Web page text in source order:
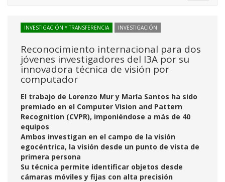
INVESTIGACIÓN Y TRANSFERENCIA INVESTIGACIÓN
Reconocimiento internacional para dos
jóvenes investigadores del I3A por su
innovadora técnica de visión por
computador
El trabajo de Lorenzo Mur y María Santos ha sido
premiado en el Computer Vision and Pattern
Recognition (CVPR), imponiéndose a más de 40
equipos
Ambos investigan en el campo de la visión
egocéntrica, la visión desde un punto de vista de
primera persona
Su técnica permite identificar objetos desde
cámaras móviles y fijas con alta precisión